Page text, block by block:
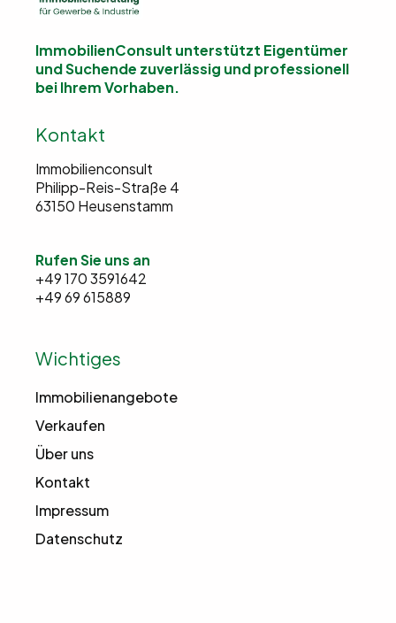
Kontakt
Immobilienconsult
Philipp-Reis-Straße 4
63150 Heusenstamm
Rufen Sie uns an
+49 170 3591642
+49 69 615889
ImmobilienConsult unterstützt Eigentümer
und Suchende zuverlässig und professionell
bei Ihrem Vorhaben.
Wichtiges
Immobilienangebote
Verkaufen
Über uns
Kontakt
Impressum
Datenschutz